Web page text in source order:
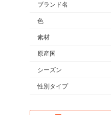
ブランド名
色
素材
原産国
シーズン
性別タイプ